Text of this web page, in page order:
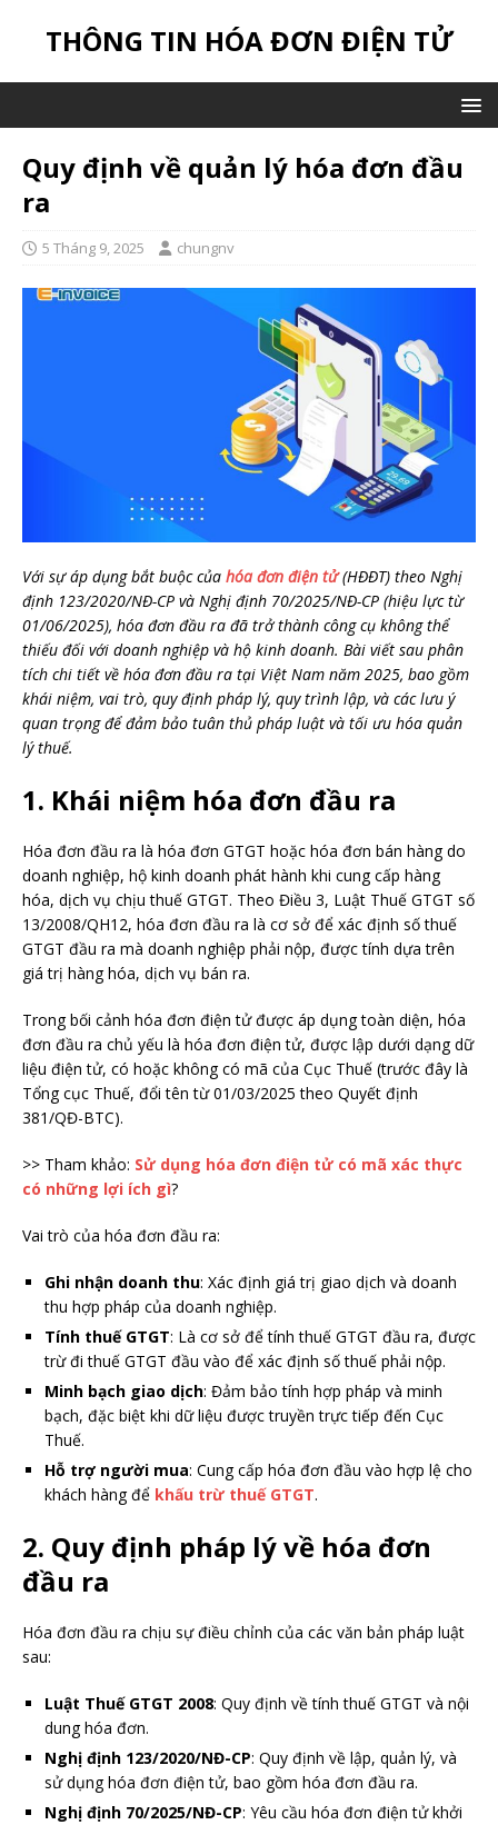
THÔNG TIN HÓA ĐƠN ĐIỆN TỬ
Quy định về quản lý hóa đơn đầu
ra
5 Tháng 9, 2025 chungnv
Với sự áp dụng bắt buộc của hóa đơn điện tử(HĐĐT) theo Nghị
định 123/2020/NĐ-CP và Nghị định 70/2025/NĐ-CP (hiệu lực từ
01/06/2025), hóa đơn đầu ra đã trở thành công cụ không thể
thiếu đối với doanh nghiệp và hộ kinh doanh. Bài viết sau phân
tích chi tiết về hóa đơn đầu ra tại Việt Nam năm 2025, bao gồm
khái niệm, vai trò, quy định pháp lý, quy trình lập, và các lưu ý
quan trọng để đảm bảo tuân thủ pháp luật và tối ưu hóa quản
lý thuế.
1. Khái niệm hóa đơn đầu ra
Hóa đơn đầu ra là hóa đơn GTGT hoặc hóa đơn bán hàng do
doanh nghiệp, hộ kinh doanh phát hành khi cung cấp hàng
hóa, dịch vụ chịu thuế GTGT. Theo Điều 3, Luật Thuế GTGT số
13/2008/QH12, hóa đơn đầu ra là cơ sở để xác định số thuế
GTGT đầu ra mà doanh nghiệp phải nộp, được tính dựa trên
giá trị hàng hóa, dịch vụ bán ra.
Trong bối cảnh hóa đơn điện tử được áp dụng toàn diện, hóa
đơn đầu ra chủ yếu là hóa đơn điện tử, được lập dưới dạng dữ
liệu điện tử, có hoặc không có mã của Cục Thuế (trước đây là
Tổng cục Thuế, đổi tên từ 01/03/2025 theo Quyết định
381/QĐ-BTC).
>> Tham khảo: Sử dụng hóa đơn điện tử có mã xác thực
có những lợi ích gì?
Vai trò của hóa đơn đầu ra:
Ghi nhận doanh thu: Xác định giá trị giao dịch và doanh
thu hợp pháp của doanh nghiệp.
Tính thuế GTGT: Là cơ sở để tính thuế GTGT đầu ra, được
trừ đi thuế GTGT đầu vào để xác định số thuế phải nộp.
Minh bạch giao dịch: Đảm bảo tính hợp pháp và minh
bạch, đặc biệt khi dữ liệu được truyền trực tiếp đến Cục
Thuế.
Hỗ trợ người mua: Cung cấp hóa đơn đầu vào hợp lệ cho
khách hàng để khấu trừ thuế GTGT.
2. Quy định pháp lý về hóa đơn
đầu ra
Hóa đơn đầu ra chịu sự điều chỉnh của các văn bản pháp luật
sau:
Luật Thuế GTGT 2008: Quy định về tính thuế GTGT và nội
dung hóa đơn.
Nghị định 123/2020/NĐ-CP: Quy định về lập, quản lý, và
sử dụng hóa đơn điện tử, bao gồm hóa đơn đầu ra.
Nghị định 70/2025/NĐ-CP: Yêu cầu hóa đơn điện tử khởi